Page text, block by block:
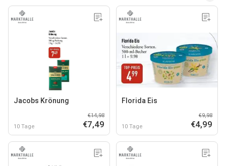
Jacobs Krönung
10 Tage
€14,98
€7,49
Florida Eis
10 Tage
€9,98
€4,99